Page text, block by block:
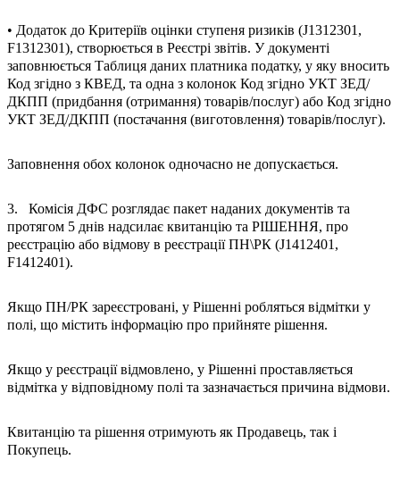
• Додаток до Критеріїв оцінки ступеня ризиків (J1312301,
F1312301), створюється в Реєстрі звітів. У документі
заповнюється Таблиця даних платника податку, у яку вносить
Код згідно з КВЕД, та одна з колонок Код згідно УКТ ЗЕД/
ДКПП (придбання (отримання) товарів/послуг) або Код згідно
УКТ ЗЕД/ДКПП (постачання (виготовлення) товарів/послуг).
Заповнення обох колонок одночасно не допускається.
3. Комісія ДФС розглядає пакет наданих документів та
протягом 5 днів надсилає квитанцію та РІШЕННЯ, про
реєстрацію або відмову в реєстрації ПН\РК (J1412401,
F1412401).
Якщо ПН/РК зареєстровані, у Рішенні робляться відмітки у
полі, що містить інформацію про прийняте рішення.
Якщо у реєстрації відмовлено, у Рішенні проставляється
відмітка у відповідному полі та зазначається причина відмови.
Квитанцію та рішення отримують як Продавець, так і
Покупець.